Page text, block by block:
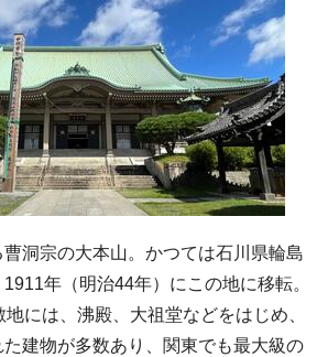
洞宗の大本山。かつては石川県輪島
年（明治44年）にこの地に移転。
には、沸殿、大祖堂などをはじめ、
建物が多数あり、関東でも最大級の